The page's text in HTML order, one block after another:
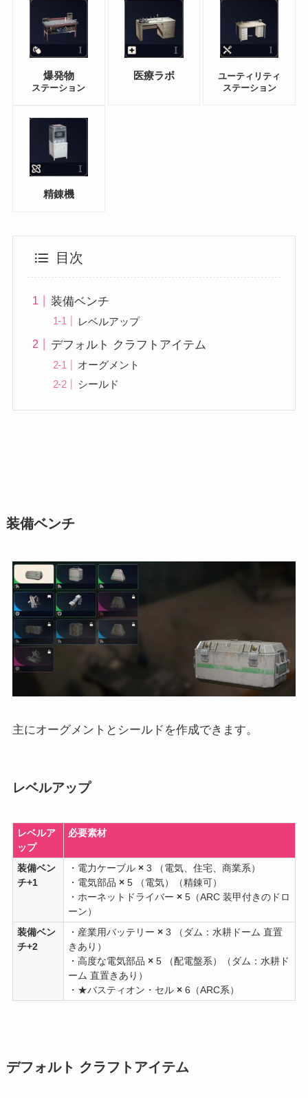
爆発物
ステーション
医療ラボ
ユーティリティ
ステーション
精錬機
目次
装備ベンチ
レベルアップ
デフォルト クラフトアイテム
オーグメント
シールド
装備ベンチ
主にオーグメントとシールドを作成できます。
レベルアップ
レベルア
ップ
必要素材
装備ベン
チ+1
・電力ケーブル × 3 （電気、住宅、商業系）
・電気部品 × 5 （電気）（精錬可）
・ホーネットドライバー × 5（ARC 装甲付きのドロ
ーン）
装備ベン
チ+2
・産業用バッテリー × 3 （ダム：水耕ドーム 直置
きあり）
・高度な電気部品 × 5 （配電盤系）（ダム：水耕ド
ーム 直置きあり）
・★バスティオン・セル × 6（ARC系）
デフォルト クラフトアイテム